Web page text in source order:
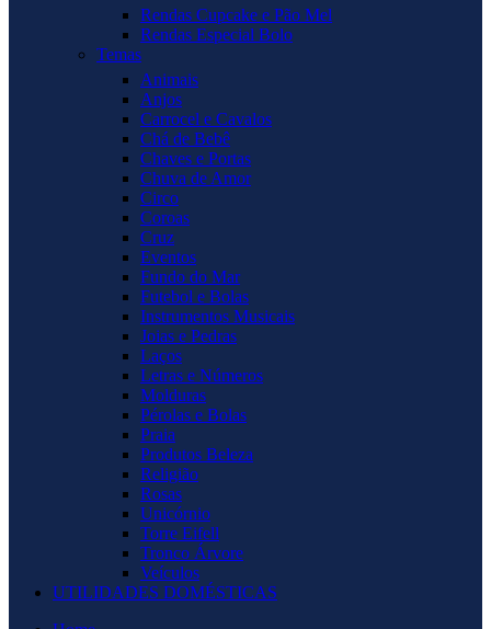
Rendas Cupcake e Pão Mel
Rendas Especial Bolo
Temas
Animais
Anjos
Carrocel e Cavalos
Chá de Bebê
Chaves e Portas
Chuva de Amor
Circo
Coroas
Cruz
Eventos
Fundo do Mar
Futebol e Bolas
Instrumentos Musicais
Joias e Pedras
Laços
Letras e Números
Molduras
Pérolas e Bolas
Praia
Produtos Beleza
Religião
Rosas
Unicórnio
Torre Eifell
Tronco Árvore
Veículos
UTILIDADES DOMÉSTICAS